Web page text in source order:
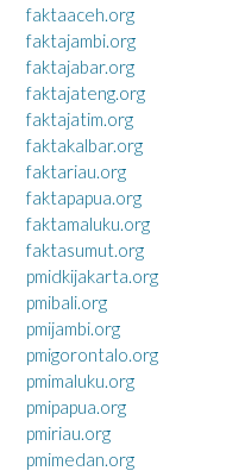
faktaaceh.org
faktajambi.org
faktajabar.org
faktajateng.org
faktajatim.org
faktakalbar.org
faktariau.org
faktapapua.org
faktamaluku.org
faktasumut.org
pmidkijakarta.org
pmibali.org
pmijambi.org
pmigorontalo.org
pmimaluku.org
pmipapua.org
pmiriau.org
pmimedan.org